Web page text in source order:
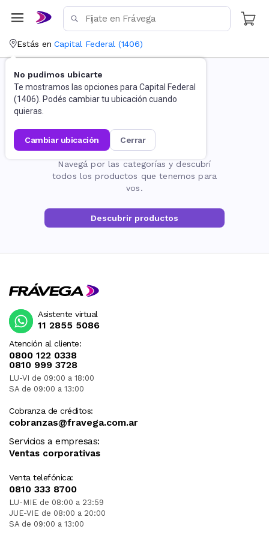
Estás en Capital Federal (1406)
No pudimos ubicarte
Te mostramos las opciones para Capital Federal
(1406). Podés cambiar tu ubicación cuando
quieras.
cambiar ubicación cerrar
La página no existe
Navegá por las categorías y descubrí
todos los productos que tenemos para
vos.
Descubrir productos
Atención al cliente:
0800 122 0338
0810 999 3728
LU-VI de 09:00 a 18:00
SA de 09:00 a 13:00
Cobranza de créditos:
cobranzas@fravega.com.ar
Servicios a empresas:
Ventas corporativas
Venta telefónica:
0810 333 8700
LU-MIE de 08:00 a 23:59
JUE-VIE de 08:00 a 20:00
SA de 09:00 a 13:00
Asistente virtual
11 2855 5086